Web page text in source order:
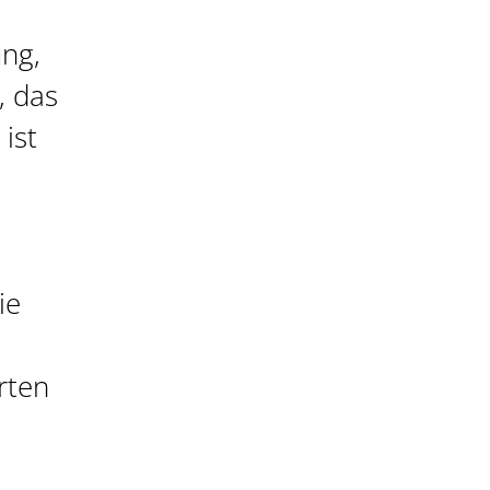
das
ist